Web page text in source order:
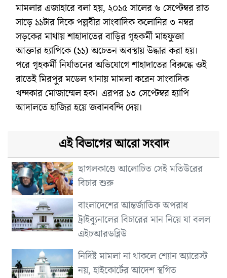
মামলার এজাহারে বলা হয়, ২০১৫ সালের ৬ সেপ্টেম্বর রাত
সাড়ে ১১টার দিকে পল্লবীর সাংবাদিক কলোনির ৩ নম্বর
সড়কের মাথায় শাহাদাতের বাড়ির গৃহকর্মী মাহফুজা
আক্তার হ্যাপিকে (১১) অচেতন অবস্থায় উদ্ধার করা হয়।
পরে গৃহকর্মী নির্যাতনের অভিযোগে শাহাদাতের বিরুদ্ধে ওই
রাতেই মিরপুর মডেল থানায় মামলা করেন সাংবাদিক
খন্দকার মোজাম্মেল হক। এরপর ১৩ সেপ্টেম্বর হ্যাপি
আদালতে হাজির হয়ে জবানবন্দি দেয়।
এই বিভাগের আরো সংবাদ
ছাগলকাণ্ডে আলোচিত সেই মতিউরের
বিচার শুরু
বাংলাদেশের আন্তর্জাতিক অপরাধ
ট্রাইব্যুনালের বিচারের মান নিয়ে যা বলল
এইচআরডব্লিউ
নির্দিষ্ট মামলা না থাকলে শ্যোন অ্যারেস্ট
নয়, হাইকোর্টের আদেশ স্থগিত